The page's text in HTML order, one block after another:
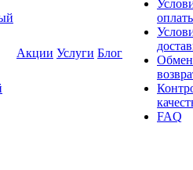
Акции Услуги Блог
FAQ